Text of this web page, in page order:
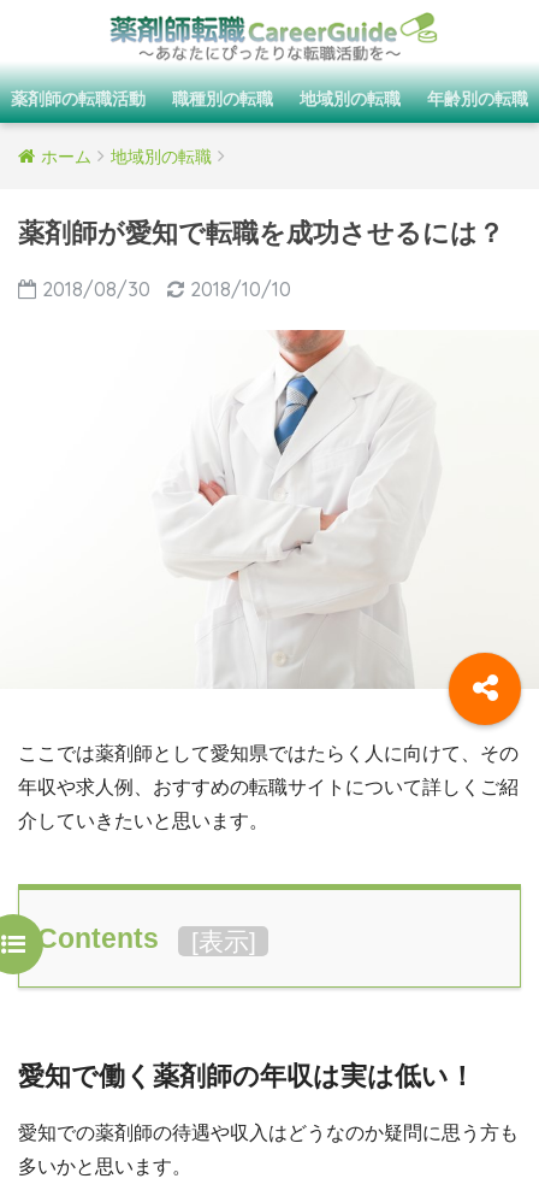
薬剤師の転職活動 職種別の転職 地域別の転職 年齢別の転職
ホーム 地域別の転職
薬剤師が愛知で転職を成功させるには？
2018/08/30 2018/10/10
ここでは薬剤師として愛知県ではたらく人に向けて、その
年収や求人例、おすすめの転職サイトについて詳しくご紹
介していきたいと思います。
Contents [表示]
愛知で働く薬剤師の年収は実は低い！
愛知での薬剤師の待遇や収入はどうなのか疑問に思う方も
多いかと思います。